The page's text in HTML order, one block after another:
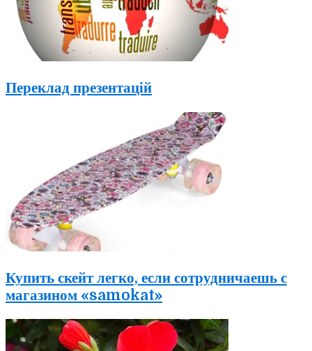
Переклад презентацій
Купить скейт легко, если сотрудничаешь с
магазином «samokat»